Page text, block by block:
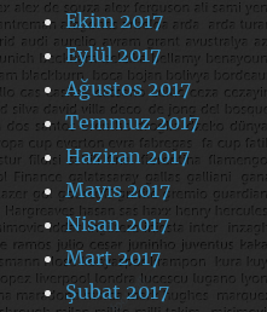
Ekim 2017
Eylül 2017
Ağustos 2017
Temmuz 2017
Haziran 2017
Mayıs 2017
Nisan 2017
Mart 2017
Şubat 2017